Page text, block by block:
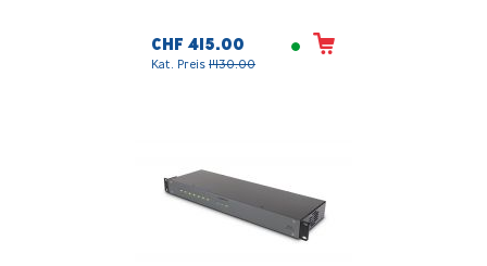
CHF 415.00
Kat. Preis 1'130.00